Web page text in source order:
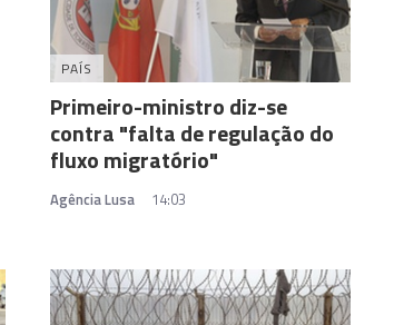
PAÍS
Primeiro-ministro diz-se
contra "falta de regulação do
fluxo migratório"
Agência Lusa 14:03